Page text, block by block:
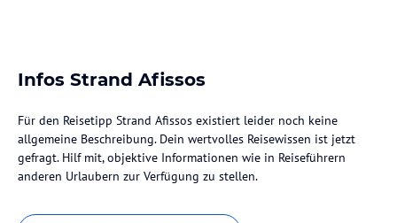
Infos Strand Afissos
Für den Reisetipp Strand Afissos existiert leider noch keine
allgemeine Beschreibung. Dein wertvolles Reisewissen ist jetzt
gefragt. Hilf mit, objektive Informationen wie in Reiseführern
anderen Urlaubern zur Verfügung zu stellen.